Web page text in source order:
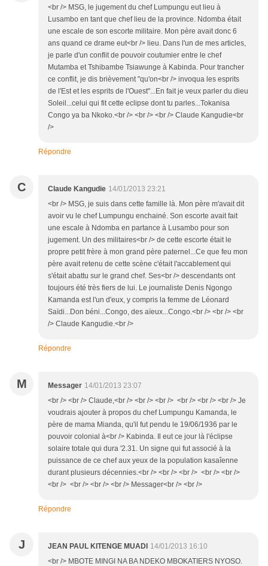
<br /> MSG, le jugement du chef Lumpungu eut lieu à
Lusambo en tant que chef lieu de la province. Ndomba était
une escale de son escorte militaire. Mon père avait donc 6
ans quand ce drame eut<br /> lieu. Dans l'un de mes articles,
je parle d'un conflit de pouvoir coutumier entre le chef
Mutamba et Tshibambe Tsiawunge à Kabinda. Pour trancher
ce conflit, je dis brièvement "qu'on<br /> invoqua les esprits
de l'Est et les esprits de l'Ouest"...En fait je veux parler du dieu
Soleil...celui qui fit cette eclipse dont tu parles...Tokanisa
Congo ya ba Nkoko.<br /> <br /> <br /> Claude Kangudie<br
/>
Répondre
C Claude Kangudie 14/01/2013 23:21
<br /> MSG, je suis dans cette famille là. Mon père m'avait dit
avoir vu le chef Lumpungu enchainé. Son escorte avait fait
une escale à Ndomba en partance à Lusambo pour son
jugement. Un des militaires<br /> de cette escorte était le
propre petit frère à mon grand père paternel...Ce que feu mon
père avait retenu de cette scène c'était l'accablement qui
s'était abattu sur le grand chef. Ses<br /> descendants ont
toujours été très fiers de lui. Le journaliste Denis Ngongo
Kamanda est l'un d'eux, y compris la femme de Léonard
Saïdi...Don béni...Congo, des aïeux...Congo.<br /> <br /> <br
/> Claude Kangudie.<br />
Répondre
M Messager 14/01/2013 23:07
<br /> <br /> Claude,<br /> <br /> <br /> <br /> <br /> <br /> Je
voudrais ajouter à propos du chef Lumpungu Kamanda, le
père de mama Mianda, qu'il fut pendu le 19/06/1936 par le
pouvoir colonial à<br /> Kabinda. Il eut ce jour là l'éclipse
solaire totale qui dura '2.31. Un signe qui fut associé à la
puissance de ce chef aux yeux de la population kasaîenne
durant plusieurs décennies.<br /> <br /> <br /> <br /> <br />
<br /> <br /> <br /> <br /> Messager<br /> <br />
Répondre
J JEAN PAUL KITENGE MUADI 14/01/2013 16:10
<br /> MBOTE MINGI NA BA NDEKO MBOKATIERS NYOSO.